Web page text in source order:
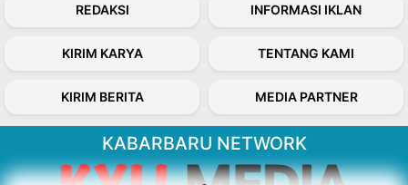
REDAKSI INFORMASI IKLAN
KIRIM KARYA TENTANG KAMI
KIRIM BERITA MEDIA PARTNER
KABARBARU NETWORK